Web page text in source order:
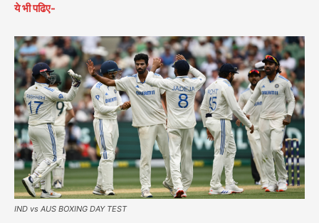
ये भी पढिए-
IND vs AUS BOXING DAY TEST